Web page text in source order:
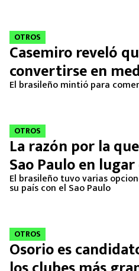
OTROS
Casemiro reveló
convertirse en
El brasileño mintió para
OTROS
La razón por la
Sao Paulo en
El brasileño tuvo varias
su país con el Sao Paulo
OTROS
Osorio es